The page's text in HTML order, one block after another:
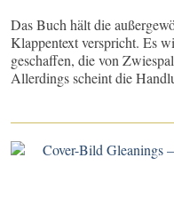
Das Buch hält die
Klappentext verspricht. Es
geschaffen, die von
Allerdings scheint die